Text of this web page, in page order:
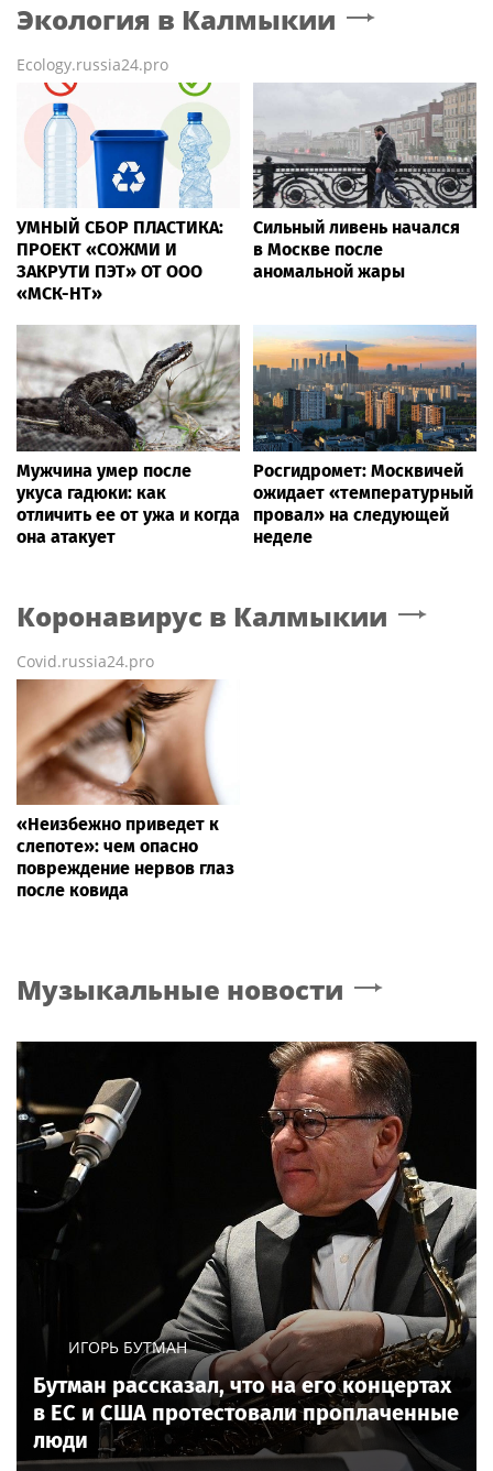
Экология в Калмыкии
Ecology.russia24.pro
УМНЫЙ СБОР ПЛАСТИКА:
ПРОЕКТ «СОЖМИ И
ЗАКРУТИ ПЭТ» ОТ ООО
«МСК-НТ»
Сильный ливень начался
в Москве после
аномальной жары
Мужчина умер после
укуса гадюки: как
отличить ее от ужа и когда
она атакует
Росгидромет: Москвичей
ожидает «температурный
провал» на следующей
неделе
Коронавирус в Калмыкии
Covid.russia24.pro
«Неизбежно приведет к
слепоте»: чем опасно
повреждение нервов глаз
после ковида
Музыкальные новости
ИГОРЬ БУТМАН
Бутман рассказал, что на его концертах
в ЕС и США протестовали проплаченные
люди